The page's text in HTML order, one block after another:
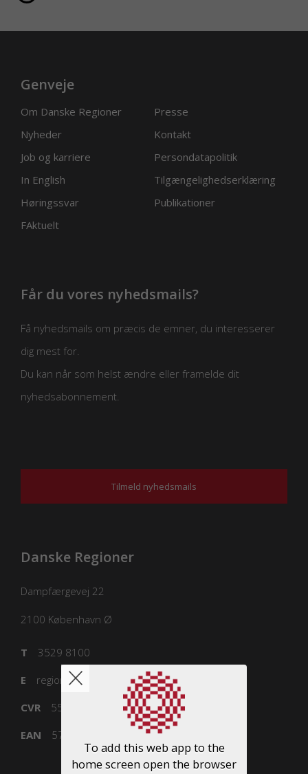
Genveje
Om Danske Regioner
Presse
Nyheder
Kontakt
Job og karriere
Persondatapolitik
In English
Tilgængelighedserklæring
Høringssvar
Publikationer
FAktuelt
Får du vores nyhedsmails?
Få nyhedsmails om præcis de emner, du interesserer
dig mest for.
Du kan når som helst ændre eller framelde dit
nyhedsabonnement.
Tilmeld nyhedsmails
Danske Regioner
Dampfærgevej 22
2100 København Ø
3529 8100
T
regioner@regioner.dk
E
55832218
CVR
5798000016477
EAN
To add this web app to the
home screen open the browser